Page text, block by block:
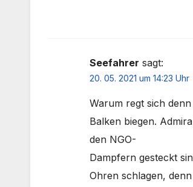
Seefahrer sagt:
20. 05. 2021 um 14:23 Uhr
Warum regt sich
Balken biegen.
den NGO-
Dampfern gesteckt
Ohren schlagen,